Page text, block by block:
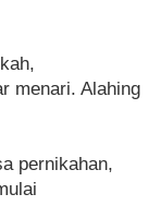
menari. Alahing
pernikahan,